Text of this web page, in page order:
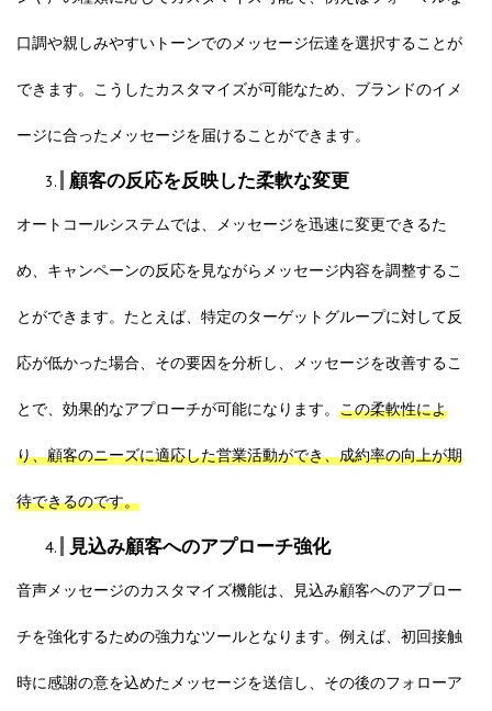
口調や親しみやすいトーンでのメッセージ伝達を選択することが
できます。こうしたカスタマイズが可能なため、ブランドのイメ
ージに合ったメッセージを届けることができます。
顧客の反応を反映した柔軟な変更
オートコールシステムでは、メッセージを迅速に変更できるた
め、キャンペーンの反応を見ながらメッセージ内容を調整するこ
とができます。たとえば、特定のターゲットグループに対して反
応が低かった場合、その要因を分析し、メッセージを改善するこ
とで、効果的なアプローチが可能になります。 この柔軟性によ
り、顧客のニーズに適応した営業活動ができ、成約率の向上が期
待できるのです。
見込み顧客へのアプローチ強化
音声メッセージのカスタマイズ機能は、見込み顧客へのアプロー
チを強化するための強力なツールとなります。例えば、初回接触
時に感謝の意を込めたメッセージを送信し、その後のフォローア